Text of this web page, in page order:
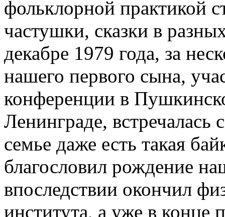
фольклорной практикой
частушки, сказки в
декабре 1979 года, за
нашего первого сына,
конференции в
Ленинграде,
семье даже есть такая
благословил рождение
впоследствии окончил
института, а уже в конце